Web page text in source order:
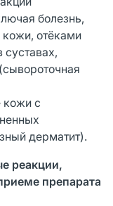
болезнь,
отёками
кожи с
дерматит).
реакции,
препарата